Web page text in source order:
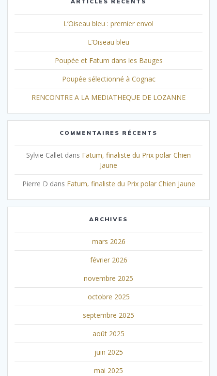
L’Oiseau bleu : premier envol
L’Oiseau bleu
Poupée et Fatum dans les Bauges
Poupée sélectionné à Cognac
RENCONTRE A LA MEDIATHEQUE DE LOZANNE
COMMENTAIRES RÉCENTS
Sylvie Callet dans Fatum, finaliste du Prix polar Chien
Jaune
Pierre D dans Fatum, finaliste du Prix polar Chien Jaune
ARCHIVES
mars 2026
février 2026
novembre 2025
octobre 2025
septembre 2025
août 2025
juin 2025
mai 2025